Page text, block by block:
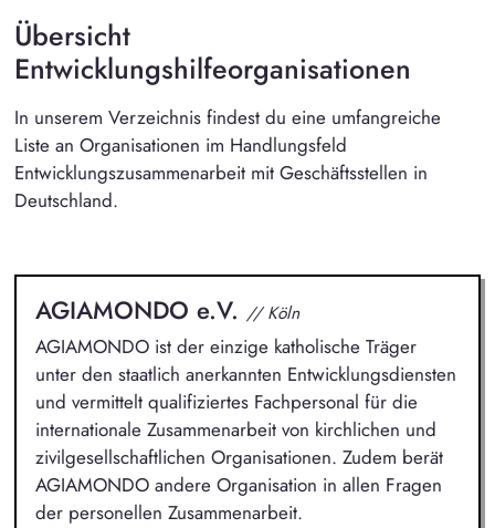
Übersicht
Entwicklungshilfeorganisationen
In unserem Verzeichnis findest du eine umfangreiche
Liste an Organisationen im Handlungsfeld
Entwicklungszusammenarbeit mit Geschäftsstellen in
Deutschland.
AGIAMONDO e.V. // Köln
AGIAMONDO ist der einzige katholische Träger
unter den staatlich anerkannten Entwicklungsdiensten
und vermittelt qualifiziertes Fachpersonal für die
internationale Zusammenarbeit von kirchlichen und
zivilgesellschaftlichen Organisationen. Zudem berät
AGIAMONDO andere Organisation in allen Fragen
der personellen Zusammenarbeit.